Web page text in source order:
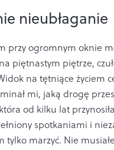
nieubłaganie
przy ogromnym oknie
piętnastym piętrze,
na tętniące życiem
mi, jaką drogę
od kilku lat
spotkaniami i
tylko marzyć. Nie